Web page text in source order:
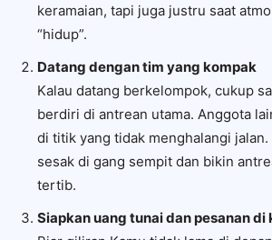
keramaian, tapi juga justru saat
“hidup”.
Datang dengan tim yang kompak
Kalau datang berkelompok, cukup
berdiri di antrean utama. Anggota
di titik yang tidak menghalangi
sesak di gang sempit dan bikin
tertib.
Siapkan uang tunai dan pesanan di